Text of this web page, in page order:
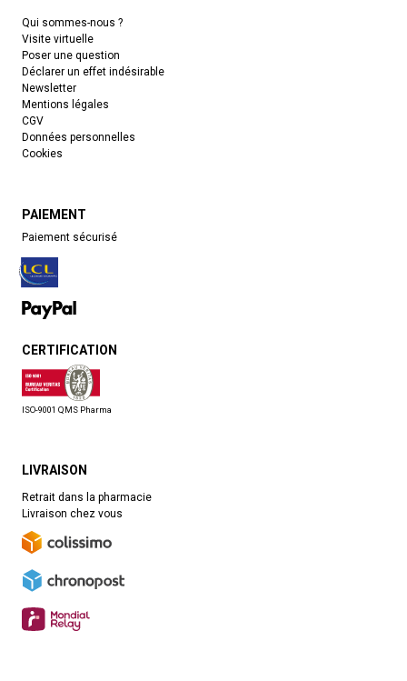
Qui sommes-nous ?
Visite virtuelle
Poser une question
Déclarer un effet indésirable
Newsletter
Mentions légales
CGV
Données personnelles
Cookies
PAIEMENT
Paiement sécurisé
CERTIFICATION
ISO-9001 QMS Pharma
LIVRAISON
Retrait dans la pharmacie
Livraison chez vous